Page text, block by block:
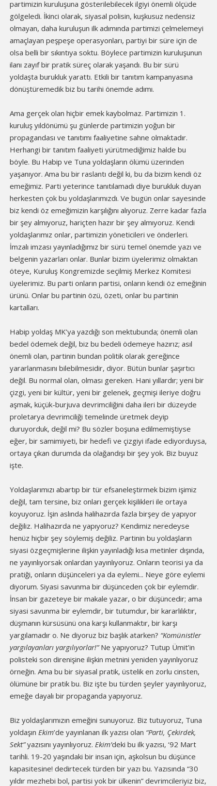
partimizin kuruluşuna gösterilebilecek ilgiyi önemli ölçüde
gölgeledi. İkinci olarak, siyasal polisin, kuşkusuz nedensiz
olmayan, daha kuruluşun ilk adımında partimizi çelmelemeyi
amaçlayan peşpeşe operasyonları, partiyi bir süre için de
olsa belli bir sıkıntıya soktu. Böylece partimizin kuruluşunun
ilanı zayıf bir pratik süreç olarak yaşandı. Bu bir sürü
yoldaşta burukluk yarattı. Etkili bir tanıtım kampanyasına
dönüştüremedik biz bu tarihi önemde adımı.
Ama gerçek olan hiçbir emek kaybolmaz. Partimizin 1.
kuruluş yıldönümü şu günlerde partimizin yoğun bir
propagandası ve tanıtımı faaliyetine sahne olmaktadır.
Herhangi bir tanıtım faaliyeti yürütmediğimiz halde bu
böyle. Bu Habip ve Tuna yoldaşların ölümü üzerinden
yaşanıyor. Ama bu bir raslantı değil ki, bu da bizim kendi öz
emeğimiz. Parti yeterince tanıtılamadı diye burukluk duyan
herkesten çok bu yoldaşlarımızdı. Ve bugün onlar sayesinde
biz kendi öz emeğimizin karşılığını alıyoruz. Zerre kadar fazla
bir şey almıyoruz, hariçten hazır bir şey almıyoruz. Kendi
yoldaşlarımız onlar, partimizin yöneticileri ve önderleri.
İmzalı imzası yayınladığımız bir sürü temel önemde yazı ve
belgenin yazarları onlar. Bunlar bizim üyelerimiz olmaktan
öteye, Kuruluş Kongremizde seçilmiş Merkez Komitesi
üyelerimiz. Bu parti onların partisi, onların kendi öz emeğinin
ürünü. Onlar bu partinin özü, özeti, onlar bu partinin
kartalları.
Habip yoldaş MK’ya yazdığı son mektubunda; önemli olan
bedel ödemek değil, biz bu bedeli ödemeye hazırız; asıl
önemli olan, partinin bundan politik olarak gereğince
yararlanmasını bilebilmesidir, diyor. Bütün bunlar şaşırtıcı
değil. Bu normal olan, olması gereken. Hani yıllardır; yeni bir
çizgi, yeni bir kültür, yeni bir gelenek, geçmişi ileriye doğru
aşmak, küçük-burjuva devrimciliğini daha ileri bir düzeyde
proletarya devrimciliği temelinde üretmek deyip
duruyorduk, değil mi? Bu sözler boşuna edilmemiştiyse
eğer, bir samimiyeti, bir hedefi ve çizgiyi ifade ediyorduysa,
ortaya çıkan durumda da olağandışı bir şey yok. Biz buyuz
işte.
Yoldaşlarımızı abartıp bir tür efsaneleştirmek bizim işimiz
değil, tam tersine, biz onları gerçek kişilikleri ile ortaya
koyuyoruz. İşin aslında halihazırda fazla birşey de yapıyor
değiliz. Halihazırda ne yapıyoruz? Kendimiz neredeyse
henüz hiçbir şey söylemiş değiliz. Partinin bu yoldaşların
siyasi özgeçmişlerine ilişkin yayınladığı kısa metinler dışında,
ne yayınlıyorsak onlardan yayınlıyoruz. Onların teorisi ya da
pratiği, onların düşünceleri ya da eylemi... Neye göre eylemi
diyorum. Siyasi savunma bir düşünceden çok bir eylemdir.
İnsan bir gazeteye bir makale yazar, o bir düşüncedir; ama
siyasi savunma bir eylemdir, bir tutumdur, bir kararlılıktır,
düşmanın kürsüsünü ona karşı kullanmaktır, bir karşı
yargılamadır o. Ne diyoruz biz başlık atarken? “Komünistler
yargılayanları yargılıyorlar!”Ne yapıyoruz? Tutup Ümit’in
polisteki son direnişine ilişkin metnini yeniden yayınlıyoruz
örneğin. Ama bu bir siyasal pratik, üstelik en zorlu cinsten,
ölümüne bir pratik bu. Biz işte bu türden şeyler yayınlıyoruz,
emeğe dayalı bir propaganda yapıyoruz.
Biz yoldaşlarımızın emeğini sunuyoruz. Biz tutuyoruz, Tuna
yoldaşın Ekim’de yayınlanan ilk yazısı olan “Parti, Çekirdek,
Sekt”yazısını yayınlıyoruz. Ekim’deki bu ilk yazısı, ‘92 Mart
tarihli. 19-20 yaşındaki bir insan için, aşkolsun bu düşünce
kapasitesine! dedirtecek türden bir yazı bu. Yazısında “30
yıldır mezhebi bol, partisi yok bir ülkenin” devrimcileriyiz biz,